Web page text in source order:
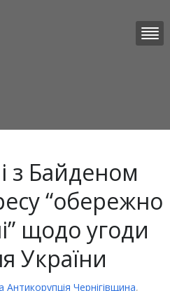
з Байденом
“обережно
щодо угоди
України
Антикорупцiя Чернігівщина,